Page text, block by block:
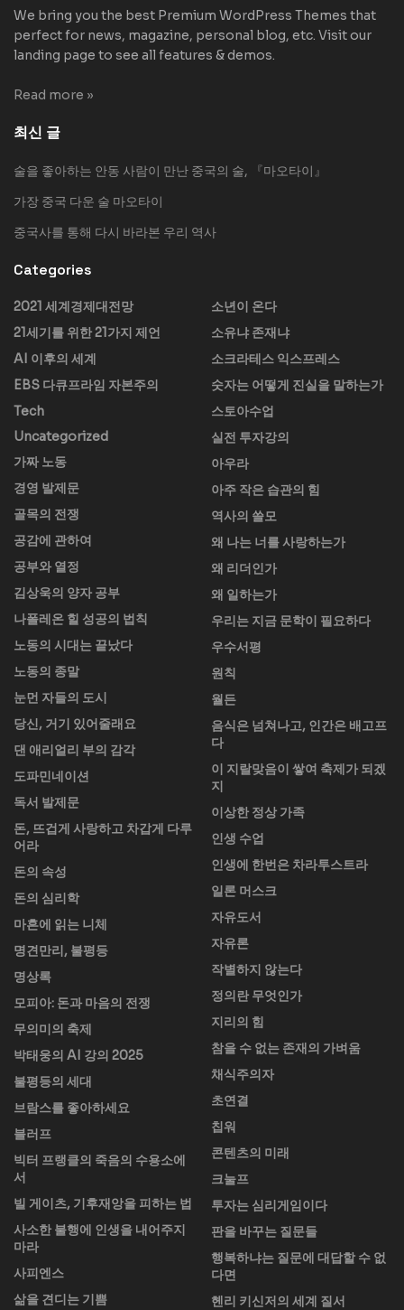
We bring you the best Premium WordPress Themes that
perfect for news, magazine, personal blog, etc. Visit our
landing page to see all features & demos.
Read more »
최신 글
술을 좋아하는 안동 사람이 만난 중국의 술, 『마오타이』
가장 중국 다운 술 마오타이
중국사를 통해 다시 바라본 우리 역사
Categories
2021 세계경제대전망
21세기를 위한 21가지 제언
AI 이후의 세계
EBS 다큐프라임 자본주의
Tech
Uncategorized
가짜 노동
경영 발제문
골목의 전쟁
공감에 관하여
공부와 열정
김상욱의 양자 공부
나폴레온 힐 성공의 법칙
노동의 시대는 끝났다
노동의 종말
눈먼 자들의 도시
당신, 거기 있어줄래요
댄 애리얼리 부의 감각
도파민네이션
독서 발제문
돈, 뜨겁게 사랑하고 차갑게 다루
어라
돈의 속성
돈의 심리학
마흔에 읽는 니체
명견만리, 불평등
명상록
모피아: 돈과 마음의 전쟁
무의미의 축제
박태웅의 AI 강의 2025
불평등의 세대
브람스를 좋아하세요
블러프
빅터 프랭클의 죽음의 수용소에
서
빌 게이츠, 기후재앙을 피하는 법
사소한 불행에 인생을 내어주지
마라
사피엔스
삶을 견디는 기쁨
소년이 온다
소유냐 존재냐
소크라테스 익스프레스
숫자는 어떻게 진실을 말하는가
스토아수업
실전 투자강의
아우라
아주 작은 습관의 힘
역사의 쓸모
왜 나는 너를 사랑하는가
왜 리더인가
왜 일하는가
우리는 지금 문학이 필요하다
우수서평
원칙
월든
음식은 넘쳐나고, 인간은 배고프
다
이 지랄맞음이 쌓여 축제가 되겠
지
이상한 정상 가족
인생 수업
인생에 한번은 차라투스트라
일론 머스크
자유도서
자유론
작별하지 않는다
정의란 무엇인가
지리의 힘
참을 수 없는 존재의 가벼움
채식주의자
초연결
칩워
콘텐츠의 미래
크눌프
투자는 심리게임이다
판을 바꾸는 질문들
행복하냐는 질문에 대답할 수 없
다면
헨리 키신저의 세계 질서